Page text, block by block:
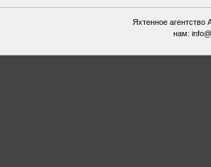
Яхтенное
нам: